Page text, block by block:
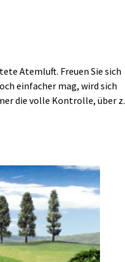
Atemluft. Freuen Sie sich
einfacher mag, wird sich
die volle Kontrolle, über z.